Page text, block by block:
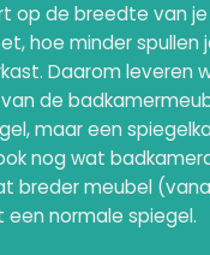
op de breedte van je
hoe minder spullen
Daarom leveren
de
maar een
nog wat
breder meubel
normale spiegel.